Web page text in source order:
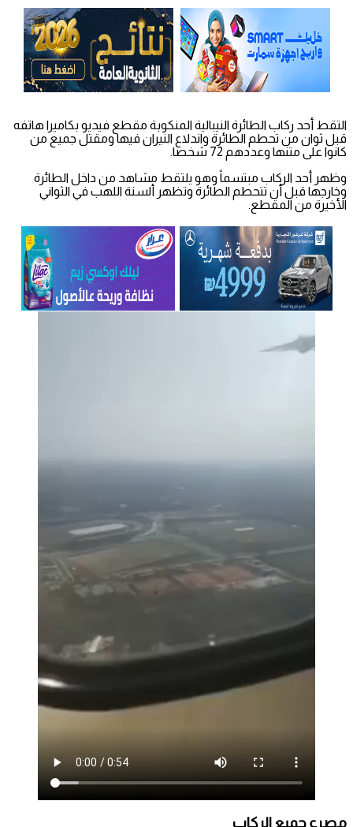
التقط أحد ركاب الطائرة النيبالية المنكوبة مقطع فيديو بكاميرا هاتفه
قبل ثوان من تحطم الطائرة واندلاع النيران فيها ومقتل جميع من
كانوا على متنها وعددهم 72 شخصا.
وظهر أحد الركاب مبتسماً وهو يلتقط مشاهد من داخل الطائرة
وخارجها قبل أن تتحطم الطائرة وتظهر ألسنة اللهب في الثواني
الأخيرة من المقطع.
مصرع جميع الركاب